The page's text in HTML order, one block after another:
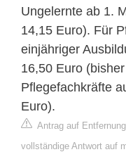
Ungelernte ab 1.
14,15 Euro). Für
einjähriger
16,50 Euro
Pflegefachkräfte
Euro).
Antrag auf
vollständige Antwort auf